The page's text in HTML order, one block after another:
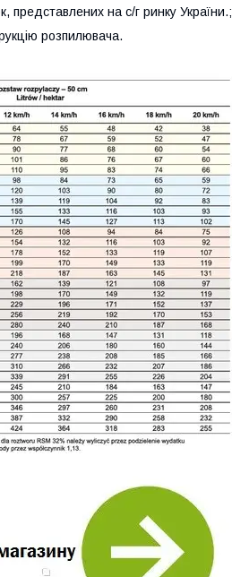
представлених на с/г ринку України.;
розпилювача.